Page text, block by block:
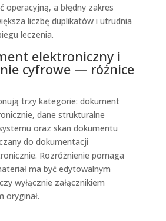
operacyjną, a błędny zakres
liczbę duplikatów i utrudnia
leczenia.
elektroniczny i
cyfrowe — różnice
trzy kategorie: dokument
dane strukturalne
oraz skan dokumentu
do dokumentacji
Rozróżnienie pomaga
ma być edytowalnym
wyłącznie załącznikiem
oryginał.